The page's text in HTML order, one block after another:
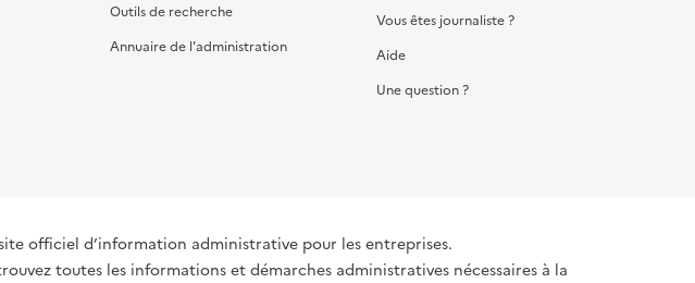
Outils de recherche
Annuaire de l'administration
Vous êtes journaliste ?
Aide
Une question ?
officiel d’information administrative pour les entreprises.
toutes les informations et démarches administratives nécessaires à la